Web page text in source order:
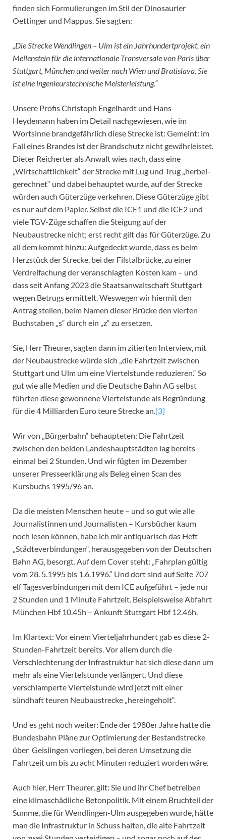
finden sich Formulierungen im Stil der Dinosaurier
Oettinger und Mappus. Sie sagten:
„Die Strecke Wendlingen – Ulm ist ein Jahrhundertprojekt, ein
Meilenstein für die internationale Transversale von Paris über
Stuttgart, München und weiter nach Wien und Bratislava. Sie
ist eine ingenieurstechnische Meisterleistung.“
Unsere Profis Christoph Engelhardt und Hans
Heydemann haben im Detail nachgewiesen, wie im
Wortsinne brandgefährlich diese Strecke ist: Gemeint: im
Fall eines Brandes ist der Brandschutz nicht gewährleistet.
Dieter Reicherter als Anwalt wies nach, dass eine
„Wirtschaftlichkeit“ der Strecke mit Lug und Trug „herbei-
gerechnet“ und dabei behauptet wurde, auf der Strecke
würden auch Güterzüge verkehren. Diese Güterzüge gibt
es nur auf dem Papier. Selbst die ICE1 und die ICE2 und
viele TGV-Züge schaffen die Steigung auf der
Neubaustrecke nicht; erst recht gilt das für Güterzüge. Zu
all dem kommt hinzu: Aufgedeckt wurde, dass es beim
Herzstück der Strecke, bei der Filstalbrücke, zu einer
Verdreifachung der veranschlagten Kosten kam – und
dass seit Anfang 2023 die Staatsanwaltschaft Stuttgart
wegen Betrugs ermittelt. Weswegen wir hiermit den
Antrag stellen, beim Namen dieser Brücke den vierten
Buchstaben „s“ durch ein „z“ zu ersetzen.
Sie, Herr Theurer, sagten dann im zitierten Interview, mit
der Neubaustrecke würde sich „die Fahrtzeit zwischen
Stuttgart und Ulm um eine Viertelstunde reduzieren.“ So
gut wie alle Medien und die Deutsche Bahn AG selbst
führten diese gewonnene Viertelstunde als Begründung
für die 4 Milliarden Euro teure Strecke an.[3]
Wir von „Bürgerbahn“ behaupteten: Die Fahrtzeit
zwischen den beiden Landeshauptstädten lag bereits
einmal bei 2 Stunden. Und wir fügten im Dezember
unserer Presseerklärung als Beleg einen Scan des
Kursbuchs 1995/96 an.
Da die meisten Menschen heute – und so gut wie alle
Journalistinnen und Journalisten – Kursbücher kaum
noch lesen können, habe ich mir antiquarisch das Heft
„Städteverbindungen“, herausgegeben von der Deutschen
Bahn AG, besorgt. Auf dem Cover steht: „Fahrplan gültig
vom 28. 5.1995 bis 1.6.1996.“ Und dort sind auf Seite 707
elf Tagesverbindungen mit dem ICE aufgeführt – jede nur
2 Stunden und 1 Minute Fahrtzeit. Beispielsweise Abfahrt
München Hbf 10.45h – Ankunft Stuttgart Hbf 12.46h.
Im Klartext: Vor einem Vierteljahrhundert gab es diese 2-
Stunden-Fahrtzeit bereits. Vor allem durch die
Verschlechterung der Infrastruktur hat sich diese dann um
mehr als eine Viertelstunde verlängert. Und diese
verschlamperte Viertelstunde wird jetzt mit einer
sündhaft teuren Neubaustrecke „hereingeholt“.
Und es geht noch weiter: Ende der 1980er Jahre hatte die
Bundesbahn Pläne zur Optimierung der Bestandstrecke
über Geislingen vorliegen, bei deren Umsetzung die
Fahrtzeit um bis zu acht Minuten reduziert worden wäre.
Auch hier, Herr Theurer, gilt: Sie und ihr Chef betreiben
eine klimaschädliche Betonpolitik. Mit einem Bruchteil der
Summe, die für Wendlingen-Ulm ausgegeben wurde, hätte
man die Infrastruktur in Schuss halten, die alte Fahrtzeit